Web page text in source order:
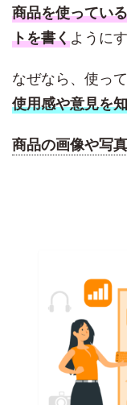
商品を使ってい
トを書くように
なぜなら、使っ
使用感や意見を
商品の画像や写